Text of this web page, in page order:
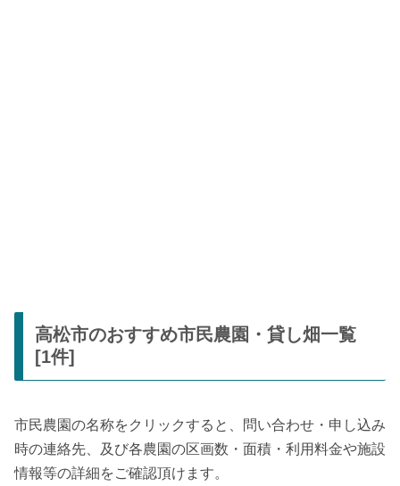
高松市のおすすめ市民農園・貸し畑一覧
[1件]
市民農園の名称をクリックすると、問い合わせ・申し込み
時の連絡先、及び各農園の区画数・面積・利用料金や施設
情報等の詳細をご確認頂けます。